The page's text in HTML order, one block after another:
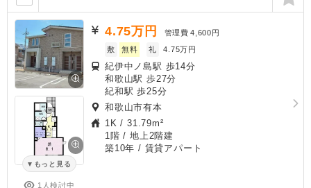
もっと見る
1人検討中
4.75万円 管理費 4,600円
敷
無料 礼 4.75万円
紀伊中ノ島駅 歩14分
和歌山駅 歩27分
紀和駅 歩25分
和歌山市有本
1K /31.79m²
1階 / 地上2階建
築10年 / 賃貸アパート